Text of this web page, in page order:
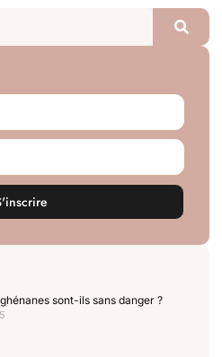
sont-ils sans danger ?